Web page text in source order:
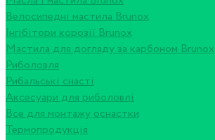
Велосипедні мастила Brunox
Інгібітори корозії Brunox
Мастила для догляду за карбоном Brunox
Риболовля
Рибальські снасті
Аксесуари для риболовлі
Все для монтажу оснастки
Термопродукція